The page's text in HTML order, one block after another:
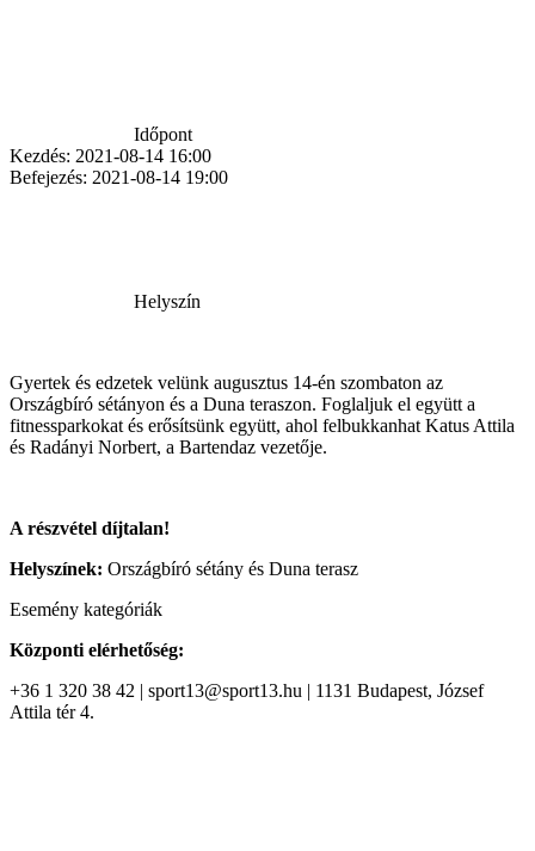
Időpont
Kezdés: 2021-08-14 16:00
Befejezés: 2021-08-14 19:00
Helyszín
Gyertek és edzetek velünk augusztus 14-én szombaton az
Országbíró sétányon és a Duna teraszon. Foglaljuk el együtt a
fitnessparkokat és erősítsünk együtt, ahol felbukkanhat Katus Attila
és Radányi Norbert, a Bartendaz vezetője.
A részvétel díjtalan!
Helyszínek: Országbíró sétány és Duna terasz
Esemény kategóriák
Központi elérhetőség:
+36 1 320 38 42 | sport13@sport13.hu | 1131 Budapest, József
Attila tér 4.